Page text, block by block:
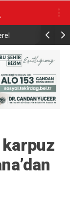
Bakan